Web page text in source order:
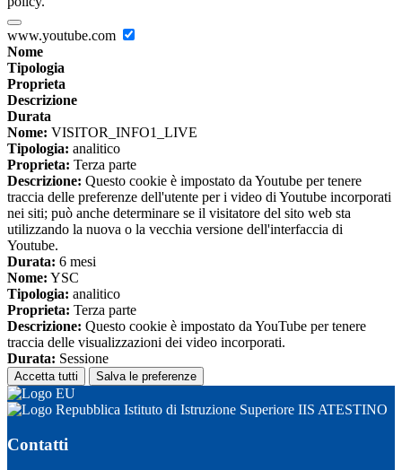
www.youtube.com
Nome
Tipologia
Proprieta
Descrizione
Durata
Nome: VISITOR_INFO1_LIVE
Tipologia: analitico
Proprieta: Terza parte
Descrizione: Questo cookie è impostato da Youtube per tenere
traccia delle preferenze dell'utente per i video di Youtube incorporati
nei siti; può anche determinare se il visitatore del sito web sta
utilizzando la nuova o la vecchia versione dell'interfaccia di
Youtube.
Durata: 6 mesi
Nome: YSC
Tipologia: analitico
Proprieta: Terza parte
Descrizione: Questo cookie è impostato da YouTube per tenere
traccia delle visualizzazioni dei video incorporati.
Durata: Sessione
Accetta tutti Salva le preferenze
Istituto di Istruzione Superiore IIS ATESTINO
Contatti